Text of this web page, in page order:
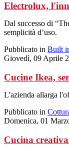
Electrolux,
Dal successo di
semplicità d’uso.
Pubblicato in Built
Giovedì, 09 Aprile
Cucine Ikea,
L'azienda allarga
Pubblicato in
Domenica, 01
Cucina